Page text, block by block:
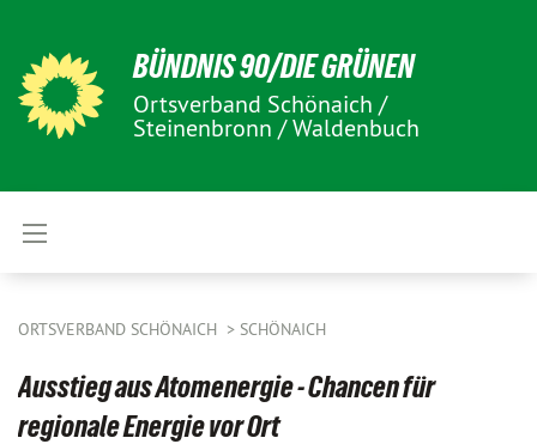
BÜNDNIS 90/DIE GRÜNEN
Ortsverband Schönaich /
Steinenbronn / Waldenbuch
ORTSVERBAND SCHÖNAICH SCHÖNAICH
Ausstieg aus Atomenergie - Chancen für
regionale Energie vor Ort